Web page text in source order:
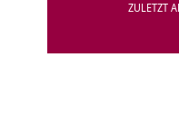
ZULETZT